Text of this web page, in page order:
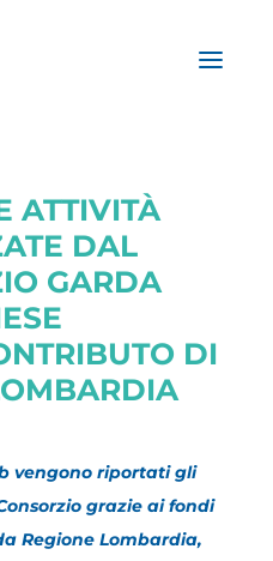
ATTIVITÀ
DAL
GARDA
DI
vengono riportati gli
grazie ai fondi
Regione Lombardia,